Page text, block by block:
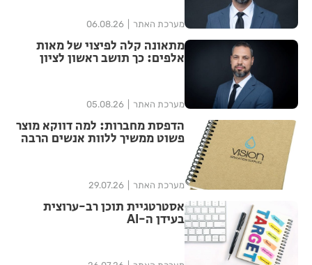
מערכת האתר 06.08.26
מתאונה קלה לפיצוי של מאות
אלפים: כך תושב ראשון לציון
מערכת האתר 05.08.26
הדפסת מחברות: למה דווקא מוצר
פשוט ממשיך ללוות אנשים הרבה
מערכת האתר 29.07.26
אסטרטגיית תוכן רב-ערוצית
בעידן ה-AI